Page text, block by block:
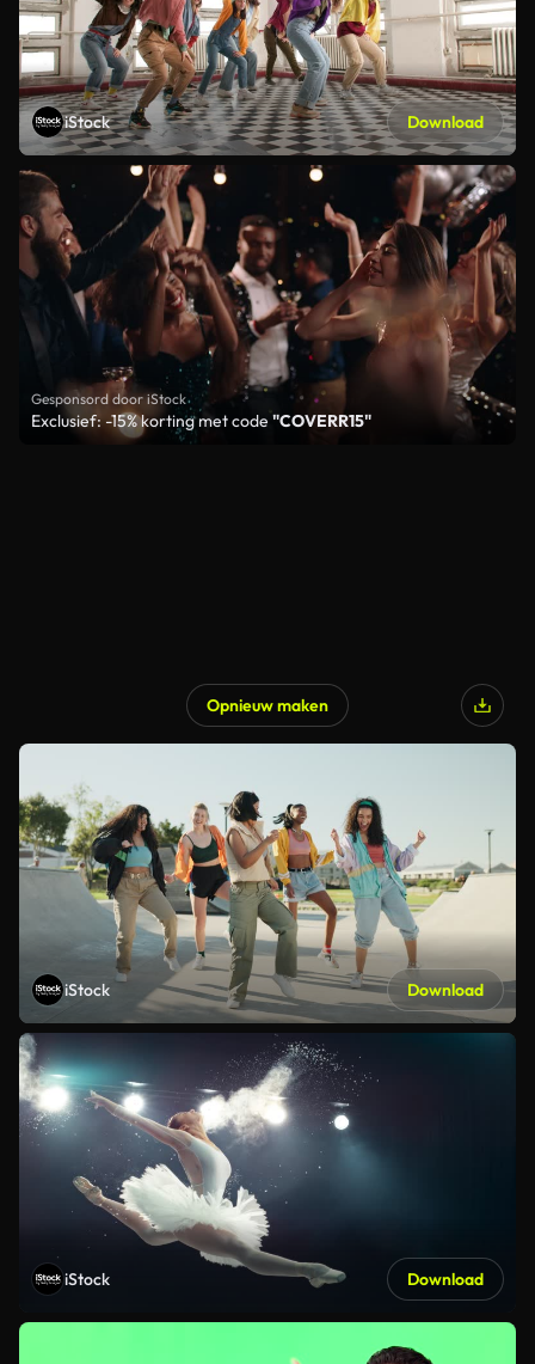
iStock Download
Gesponsord door iStock
Exclusief: -15% korting met code "COVERR15"
Opnieuw maken
iStock Download
iStock Download